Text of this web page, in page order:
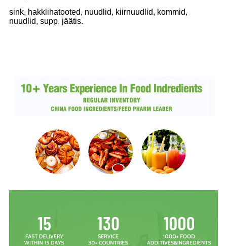
sink, hakklihatooted, nuudlid, kiirnuudlid, kommid,
nuudlid, supp, jäätis.